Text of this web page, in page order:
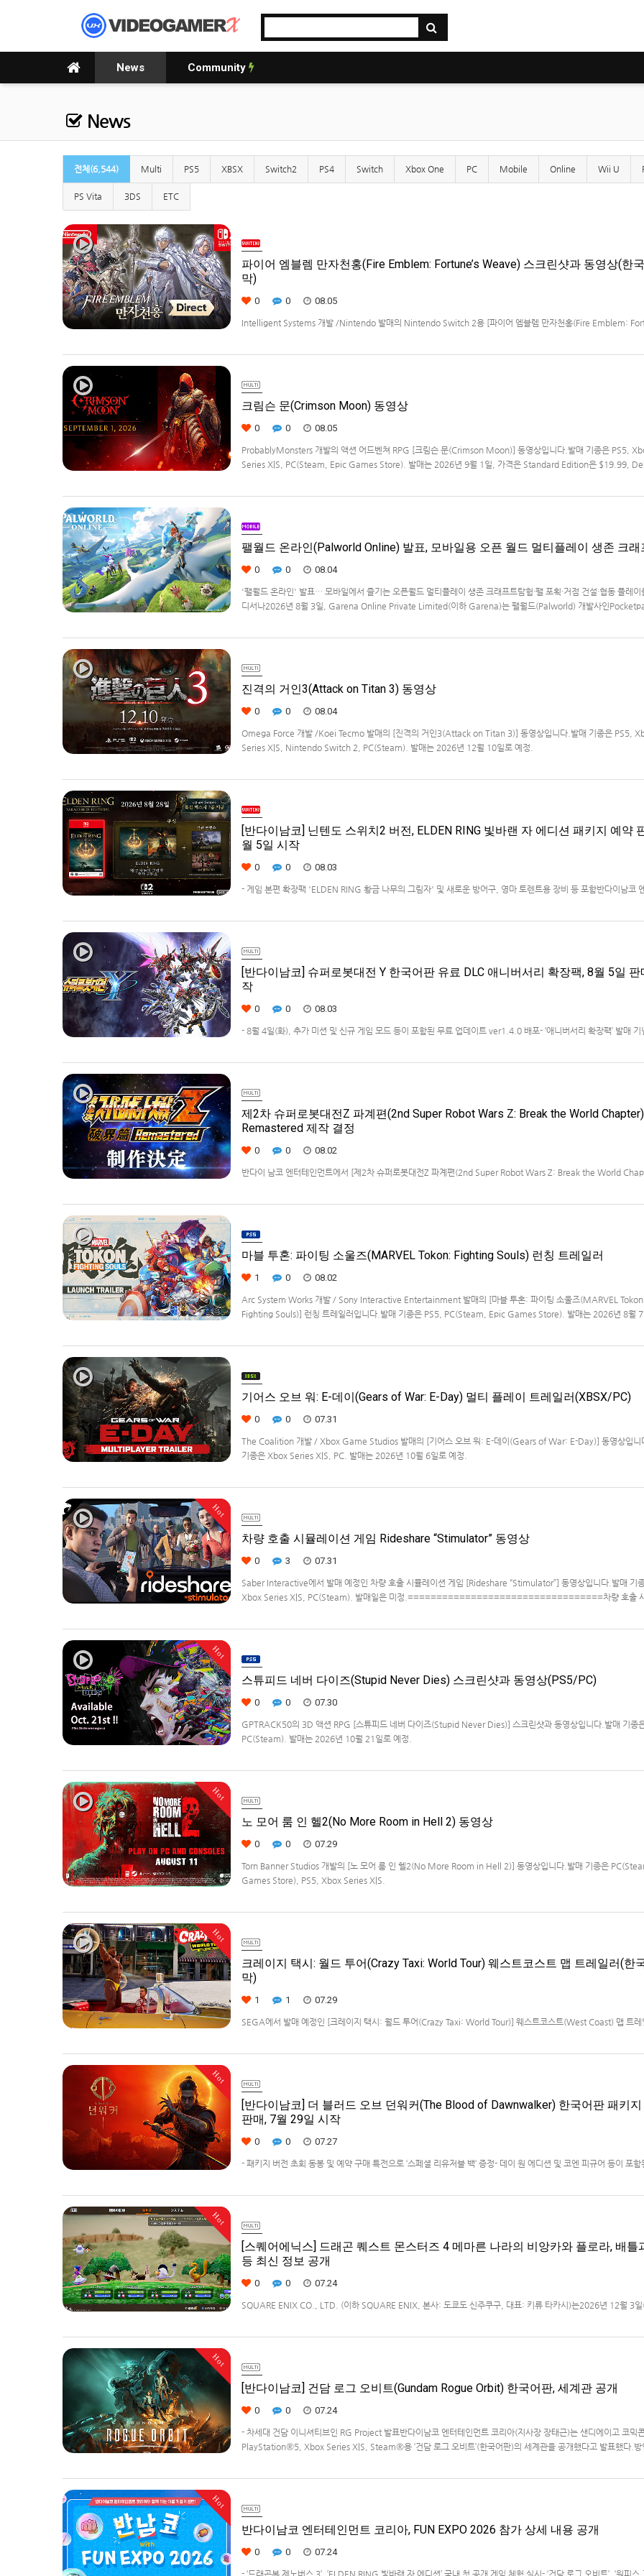
News Community
News
전체(6,544) Multi PS5 XBSX Switch2 PS4 Switch Xbox One PC Mobile Online Wii U
PS Vita 3DS ETC
파이어 엠블렘 만자천홍(Fire Emblem: Fortune’s Weave) 스크린샷과 동영상(한
막)
0 0 08.05
Intelligent Systems 개발 /Nintendo 발매의 Nintendo Switch 2용 [파이어 엠블렘 만자천홍(Fire Emblem:
크림슨 문(Crimson Moon) 동영상
0 0 08.05
ProbablyMonsters 개발의 액션 어드벤쳐 RPG [크림슨 문(Crimson Moon)] 동영상입니다.발매 기종은 PS5,
Series X|S, PC(Steam, Epic Games Store). 발매는 2026년 9월 1일, 가격은 Standard Edition은 $19.99,
팰월드 온라인(Palworld Online) 발표, 모바일용 오픈 월드 멀티플레이 생존 크래
0 0 08.04
'팰월드 온라인' 발표… 모바일에서 즐기는 오픈월드 멀티플레이 생존 크래프트탐험·팰 포획·거점 건설·협동 플레이
디서나2026년 8월 3일, Garena Online Private Limited(이하 Garena)는 팰월드(Palworld) 개발사인
진격의 거인3(Attack on Titan 3) 동영상
0 0 08.04
Omega Force 개발 /Koei Tecmo 발매의 [진격의 거인3(Attack on Titan 3)] 동영상입니다.발매 기종은 PS5,
Series X|S, Nintendo Switch 2, PC(Steam). 발매는 2026년 12월 10일로 예정.
[반다이남코] 닌텐도 스위치2 버전, ELDEN RING 빛바랜 자 에디션 패키지 예약
월 5일 시작
0 0 08.03
- 게임 본편 확장팩 'ELDEN RING 황금 나무의 그림자' 및 새로운 방어구, 영마 토렌트용 장비 등 포함반다이남코
[반다이남코] 슈퍼로봇대전 Y 한국어판 유료 DLC 애니버서리 확장팩, 8월 5일 판
작
0 0 08.03
- 8월 4일(화), 추가 미션 및 신규 게임 모드 등이 포함된 무료 업데이트 ver1.4.0 배포- ‘애니버서리 확장팩’ 발매 기
제2차 슈퍼로봇대전Z 파계편(2nd Super Robot Wars Z: Break the World Chapter)
Remastered 제작 결정
0 0 08.02
반다이 남코 엔터테인먼트에서 [제2차 슈퍼로봇대전Z 파계편(2nd Super Robot Wars Z: Break the World
마블 투혼: 파이팅 소울즈(MARVEL Tokon: Fighting Souls) 런칭 트레일러
1 0 08.02
Arc System Works 개발 / Sony Interactive Entertainment 발매의 [마블 투혼: 파이팅 소울즈(MARVEL
Fighting Souls)] 런칭 트레일러입니다.발매 기종은 PS5, PC(Steam, Epic Games Store). 발매는 2026년 8월 7
기어스 오브 워: E-데이(Gears of War: E-Day) 멀티 플레이 트레일러(XBSX/PC)
0 0 07.31
The Coalition 개발 / Xbox Game Studios 발매의 [기어스 오브 워: E-데이(Gears of War: E-Day)] 동영상입니
기종은 Xbox Series X|S, PC. 발매는 2026년 10월 6일로 예정.
Hot
차량 호출 시뮬레이션 게임 Rideshare “Stimulator” 동영상
0 3 07.31
Saber Interactive에서 발매 예정인 차량 호출 시뮬레이션 게임 [Rideshare “Stimulator”] 동영상입니다.발매 기
Xbox Series X|S, PC(Steam). 발매일은 미정.==================================차량 호출
Hot
스튜피드 네버 다이즈(Stupid Never Dies) 스크린샷과 동영상(PS5/PC)
0 0 07.30
GPTRACK50의 3D 액션 RPG [스튜피드 네버 다이즈(Stupid Never Dies)] 스크린샷과 동영상입니다.발매 기종
PC(Steam). 발매는 2026년 10월 21일로 예정.
Hot
노 모어 룸 인 헬2(No More Room in Hell 2) 동영상
0 0 07.29
Torn Banner Studios 개발의 [노 모어 룸 인 헬2(No More Room in Hell 2)] 동영상입니다.발매 기종은
Games Store), PS5, Xbox Series X|S.
Hot
크레이지 택시: 월드 투어(Crazy Taxi: World Tour) 웨스트코스트 맵 트레일러(한
막)
1 1 07.29
SEGA에서 발매 예정인 [크레이지 택시: 월드 투어(Crazy Taxi: World Tour)] 웨스트코스트(West Coast) 맵 트레
Hot
[반다이남코] 더 블러드 오브 던워커(The Blood of Dawnwalker) 한국어판 패키
판매, 7월 29일 시작
0 0 07.27
- 패키지 버전 초회 동봉 및 예약 구매 특전으로 ‘스페셜 리유저블 백‘ 증정- 데이 원 에디션 및 코엔 피규어 등이 포함
Hot
[스퀘어에닉스] 드래곤 퀘스트 몬스터즈 4 메마른 나라의 비앙카와 플로라, 배틀
등 최신 정보 공개
0 0 07.24
SQUARE ENIX CO., LTD. (이하 SQUARE ENIX, 본사: 도쿄도 신주쿠구, 대표: 키류 타카시)는2026년 12월 3일
Hot
[반다이남코] 건담 로그 오비트(Gundam Rogue Orbit) 한국어판, 세계관 공개
0 0 07.24
- 차세대 건담 이니셔티브인 RG Project 발표반다이남코 엔터테인먼트 코리아(지사장 장태근)는 샌디에이고 코믹
PlayStation®5, Xbox Series X|S, Steam®용 ‘건담 로그 오비트’(한국어판)의 세계관을 공개했다고 발표했다.방
Hot
반다이남코 엔터테인먼트 코리아, FUN EXPO 2026 참가 상세 내용 공개
0 0 07.24
- ‘드래곤볼 제노버스 3’, ‘ELDEN RING 빛바랜 자 에디션’ 국내 첫 공개 게임 체험 실시- ‘건담 로그 오비트’, ‘원피스